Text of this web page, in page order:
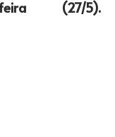
(27/5).